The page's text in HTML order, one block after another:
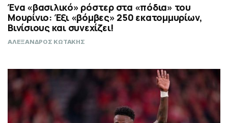
Ένα «βασιλικό» ρόστερ στα «πόδια» του
Μουρίνιο: Έξι «βόμβες» 250 εκατομμυρίων,
Βινίσιους και συνεχίζει!
ΑΛΕΞΑΝΔΡΟΣ ΚΩΤΑΚΗΣ